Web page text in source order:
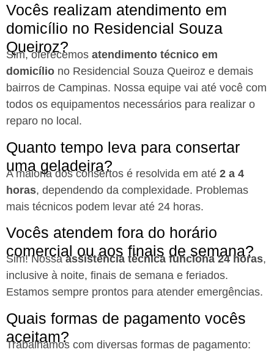
Vocês realizam atendimento em
domicílio no Residencial Souza
Queiroz?
Sim, oferecemos atendimento técnico em
domicílio no Residencial Souza Queiroz e demais
bairros de Campinas. Nossa equipe vai até você com
todos os equipamentos necessários para realizar o
reparo no local.
Quanto tempo leva para consertar
uma geladeira?
A maioria dos consertos é resolvida em até 2 a 4
horas, dependendo da complexidade. Problemas
mais técnicos podem levar até 24 horas.
Vocês atendem fora do horário
comercial ou aos finais de semana?
Sim! Nossaassistência técnica funciona 24 horas,
inclusive à noite, finais de semana e feriados.
Estamos sempre prontos para atender emergências.
Quais formas de pagamento vocês
aceitam?
Trabalhamos com diversas formas de pagamento: